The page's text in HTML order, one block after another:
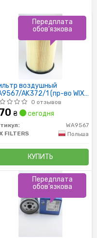
воздушный
AK372/1 (пр-во WIX-
0 отзывов
₴ сегодня
WA9567
FILTERS
Польша
КУПИТЬ
Передплата
обов'язкова
Передплата
обов'язкова